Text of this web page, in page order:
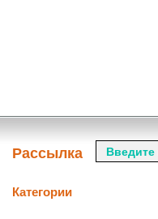
Рассылка
Категории